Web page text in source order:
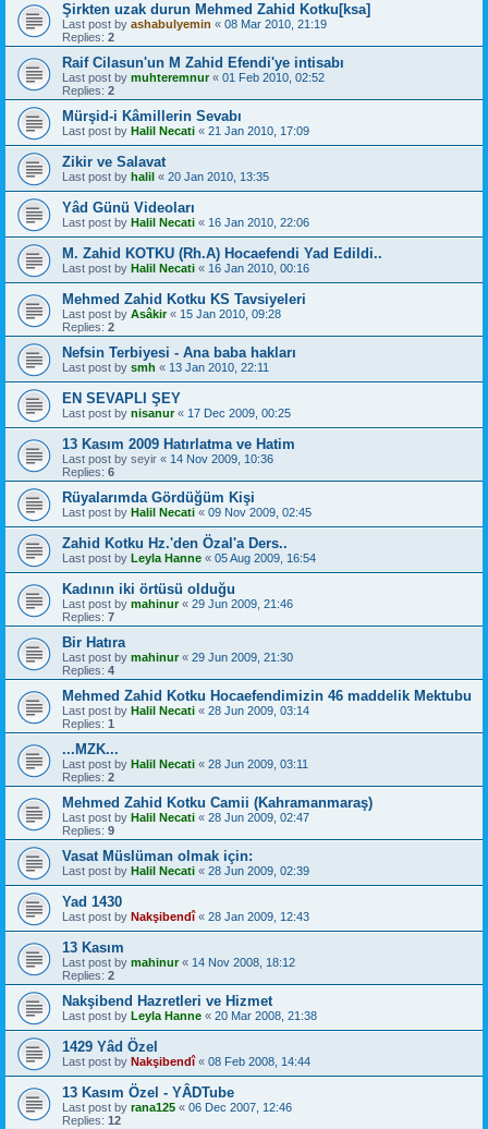
Şirkten uzak durun Mehmed Zahid Kotku[ksa]
Last post by ashabulyemin « 08 Mar 2010, 21:19
Replies: 2
Raif Cilasun'un M Zahid Efendi'ye intisabı
Last post by muhteremnur« 01 Feb 2010, 02:52
Replies: 2
Mürşid-i Kâmillerin Sevabı
Last post by Halil Necati « 21 Jan 2010, 17:09
Zikir ve Salavat
Last post by halil « 20 Jan 2010, 13:35
Yâd Günü Videoları
Last post by Halil Necati « 16 Jan 2010, 22:06
M. Zahid KOTKU (Rh.A) Hocaefendi Yad Edildi..
Last post by Halil Necati « 16 Jan 2010, 00:16
Mehmed Zahid Kotku KS Tavsiyeleri
Last post by Asâkir« 15 Jan 2010, 09:28
Replies: 2
Nefsin Terbiyesi - Ana baba hakları
Last post by smh « 13 Jan 2010, 22:11
EN SEVAPLI ŞEY
Last post by nisanur« 17 Dec 2009, 00:25
13 Kasım 2009 Hatırlatma ve Hatim
Last post by seyir « 14 Nov 2009, 10:36
Replies: 6
Rüyalarımda Gördüğüm Kişi
Last post by Halil Necati « 09 Nov 2009, 02:45
Zahid Kotku Hz.'den Özal'a Ders..
Last post by Leyla Hanne « 05 Aug 2009, 16:54
Kadının iki örtüsü olduğu
Last post by mahinur« 29 Jun 2009, 21:46
Replies: 7
Bir Hatıra
Last post by mahinur« 29 Jun 2009, 21:30
Replies: 4
Mehmed Zahid Kotku Hocaefendimizin 46 maddelik Mektubu
Last post by Halil Necati « 28 Jun 2009, 03:14
Replies: 1
...MZK...
Last post by Halil Necati « 28 Jun 2009, 03:11
Replies: 2
Mehmed Zahid Kotku Camii (Kahramanmaraş)
Last post by Halil Necati « 28 Jun 2009, 02:47
Replies: 9
Vasat Müslüman olmak için:
Last post by Halil Necati « 28 Jun 2009, 02:39
Yad 1430
Last post by Nakşibendî« 28 Jan 2009, 12:43
13 Kasım
Last post by mahinur« 14 Nov 2008, 18:12
Replies: 2
Nakşibend Hazretleri ve Hizmet
Last post by Leyla Hanne « 20 Mar 2008, 21:38
1429 Yâd Özel
Last post by Nakşibendî« 08 Feb 2008, 14:44
13 Kasım Özel - YÂDTube
Last post by rana125 « 06 Dec 2007, 12:46
Replies: 12